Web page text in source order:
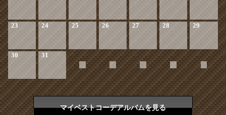
23 24 25 26 27 28 29
30 31
マイベストコーデアルバムを見る